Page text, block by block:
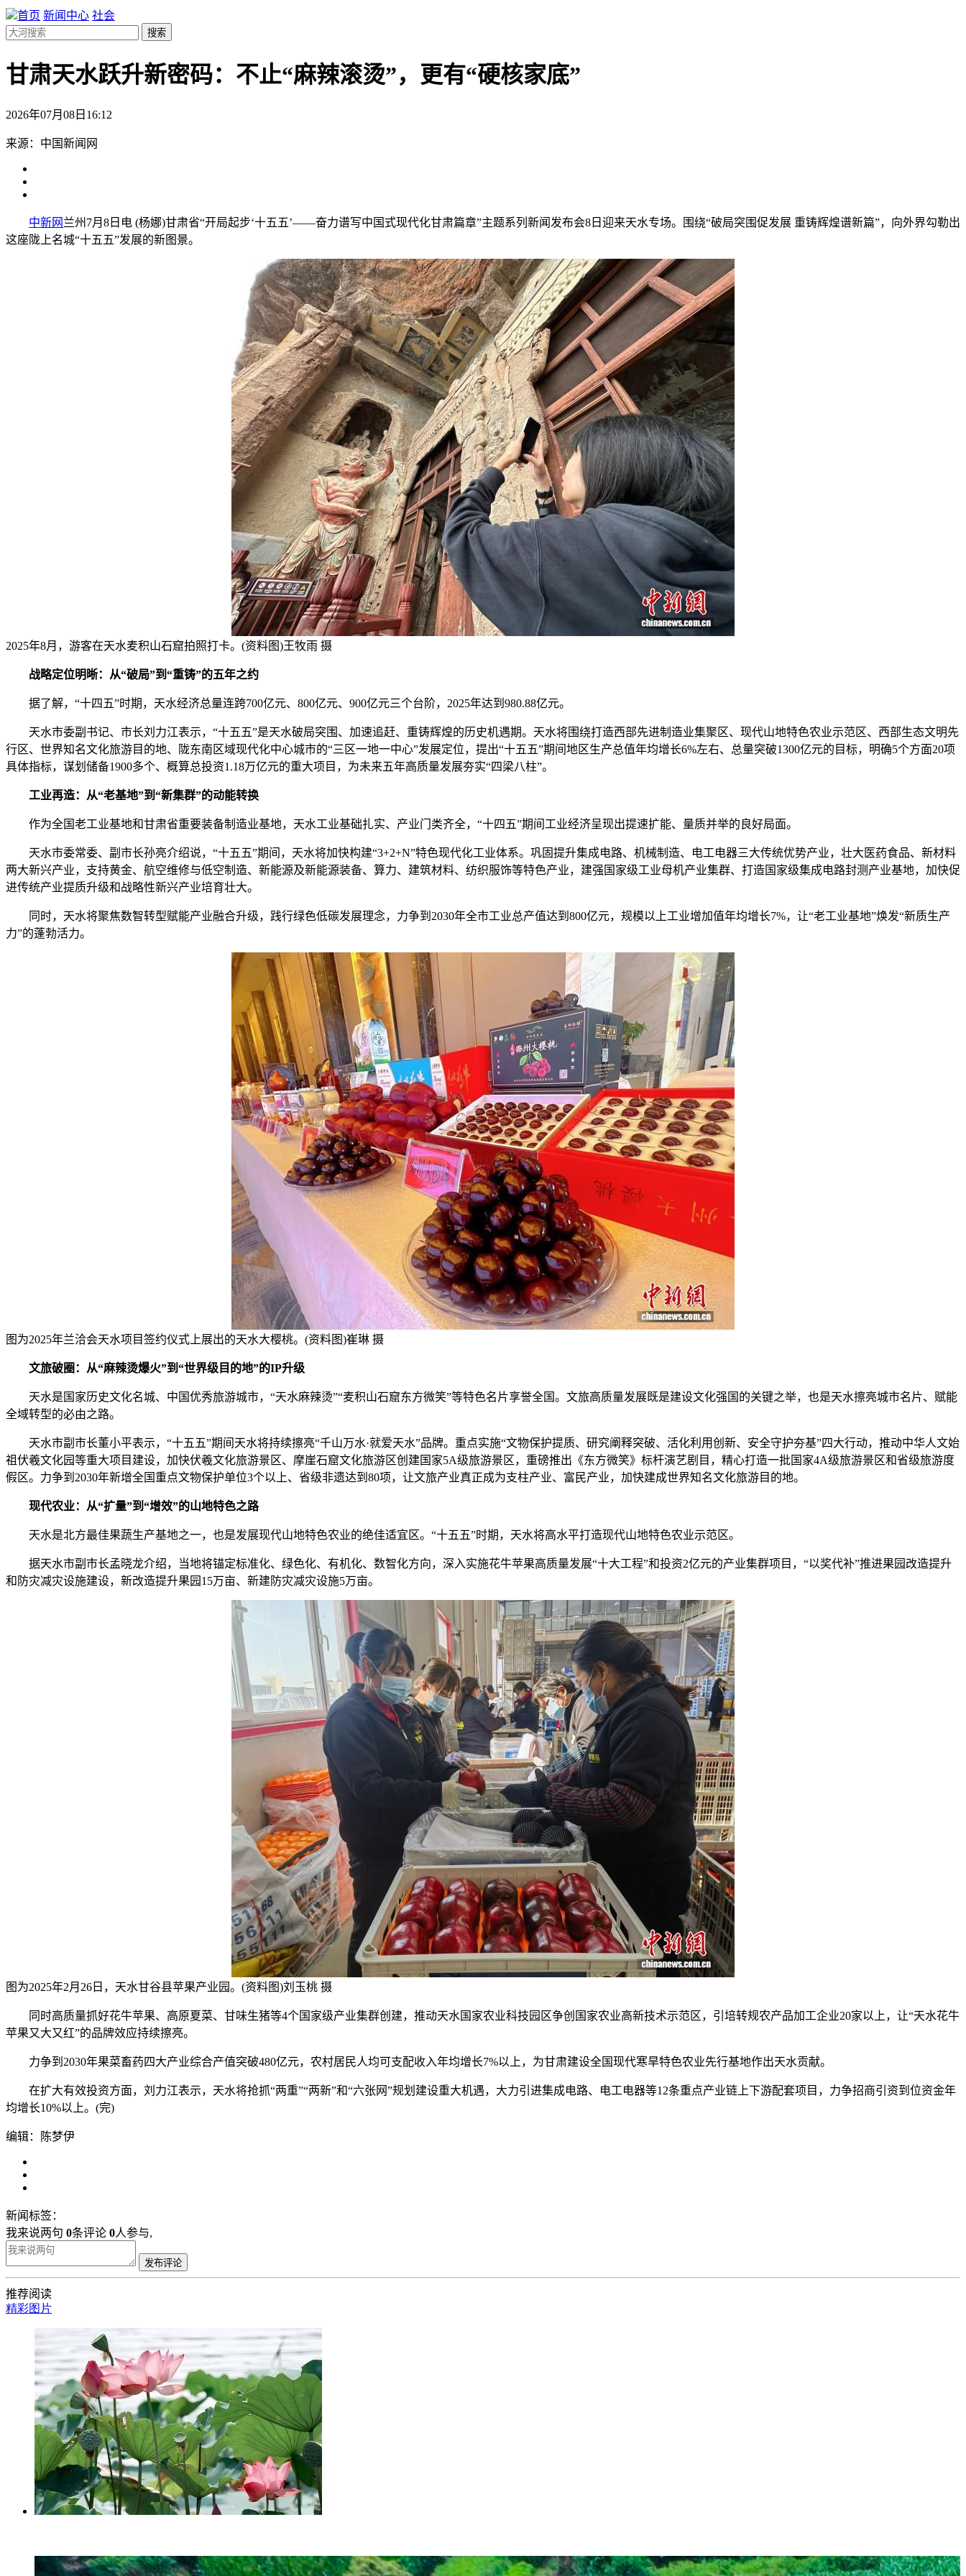
首页 新闻中心 社会
搜索
甘肃天水跃升新密码：不止“麻辣滚烫”，更有“硬核家底”
2026年07月08日16:12
来源：中国新闻网
中新网 兰州7月8日电 (杨娜)甘肃省“开局起步‘十五五’——奋力谱写中国式现代化甘肃篇章”主题系列新闻发布会8日迎来天水专场。围绕“破局突围促发展 重铸辉煌谱新篇”，向外界勾勒出
这座陇上名城“十五五”发展的新图景。
2025年8月，游客在天水麦积山石窟拍照打卡。(资料图)王牧雨 摄
战略定位明晰：从“破局”到“重铸”的五年之约
据了解，“十四五”时期，天水经济总量连跨700亿元、800亿元、900亿元三个台阶，2025年达到980.88亿元。
天水市委副书记、市长刘力江表示，“十五五”是天水破局突围、加速追赶、重铸辉煌的历史机遇期。天水将围绕打造西部先进制造业集聚区、现代山地特色农业示范区、西部生态文明先
行区、世界知名文化旅游目的地、陇东南区域现代化中心城市的“三区一地一中心”发展定位，提出“十五五”期间地区生产总值年均增长6%左右、总量突破1300亿元的目标，明确5个方面20项
具体指标，谋划储备1900多个、概算总投资1.18万亿元的重大项目，为未来五年高质量发展夯实“四梁八柱”。
工业再造：从“老基地”到“新集群”的动能转换
作为全国老工业基地和甘肃省重要装备制造业基地，天水工业基础扎实、产业门类齐全，“十四五”期间工业经济呈现出提速扩能、量质并举的良好局面。
天水市委常委、副市长孙亮介绍说，“十五五”期间，天水将加快构建“3+2+N”特色现代化工业体系。巩固提升集成电路、机械制造、电工电器三大传统优势产业，壮大医药食品、新材料
两大新兴产业，支持黄金、航空维修与低空制造、新能源及新能源装备、算力、建筑材料、纺织服饰等特色产业，建强国家级工业母机产业集群、打造国家级集成电路封测产业基地，加快促
进传统产业提质升级和战略性新兴产业培育壮大。
同时，天水将聚焦数智转型赋能产业融合升级，践行绿色低碳发展理念，力争到2030年全市工业总产值达到800亿元，规模以上工业增加值年均增长7%，让“老工业基地”焕发“新质生产
力”的蓬勃活力。
图为2025年兰洽会天水项目签约仪式上展出的天水大樱桃。(资料图)崔琳 摄
文旅破圈：从“麻辣烫爆火”到“世界级目的地”的IP升级
天水是国家历史文化名城、中国优秀旅游城市，“天水麻辣烫”“麦积山石窟东方微笑”等特色名片享誉全国。文旅高质量发展既是建设文化强国的关键之举，也是天水擦亮城市名片、赋能
全域转型的必由之路。
天水市副市长董小平表示，“十五五”期间天水将持续擦亮“千山万水·就爱天水”品牌。重点实施“文物保护提质、研究阐释突破、活化利用创新、安全守护夯基”四大行动，推动中华人文始
祖伏羲文化园等重大项目建设，加快伏羲文化旅游景区、摩崖石窟文化旅游区创建国家5A级旅游景区，重磅推出《东方微笑》标杆演艺剧目，精心打造一批国家4A级旅游景区和省级旅游度
假区。力争到2030年新增全国重点文物保护单位3个以上、省级非遗达到80项，让文旅产业真正成为支柱产业、富民产业，加快建成世界知名文化旅游目的地。
现代农业：从“扩量”到“增效”的山地特色之路
天水是北方最佳果蔬生产基地之一，也是发展现代山地特色农业的绝佳适宜区。“十五五”时期，天水将高水平打造现代山地特色农业示范区。
据天水市副市长孟晓龙介绍，当地将锚定标准化、绿色化、有机化、数智化方向，深入实施花牛苹果高质量发展“十大工程”和投资2亿元的产业集群项目，“以奖代补”推进果园改造提升
和防灾减灾设施建设，新改造提升果园15万亩、新建防灾减灾设施5万亩。
图为2025年2月26日，天水甘谷县苹果产业园。(资料图)刘玉桃 摄
同时高质量抓好花牛苹果、高原夏菜、甘味生猪等4个国家级产业集群创建，推动天水国家农业科技园区争创国家农业高新技术示范区，引培转规农产品加工企业20家以上，让“天水花牛
苹果又大又红”的品牌效应持续擦亮。
力争到2030年果菜畜药四大产业综合产值突破480亿元，农村居民人均可支配收入年均增长7%以上，为甘肃建设全国现代寒旱特色农业先行基地作出天水贡献。
在扩大有效投资方面，刘力江表示，天水将抢抓“两重”“两新”和“六张网”规划建设重大机遇，大力引进集成电路、电工电器等12条重点产业链上下游配套项目，力争招商引资到位资金年
均增长10%以上。(完)
编辑：陈梦伊
新闻标签：
我来说两句 0条评论 0人参与,
发布评论
推荐阅读